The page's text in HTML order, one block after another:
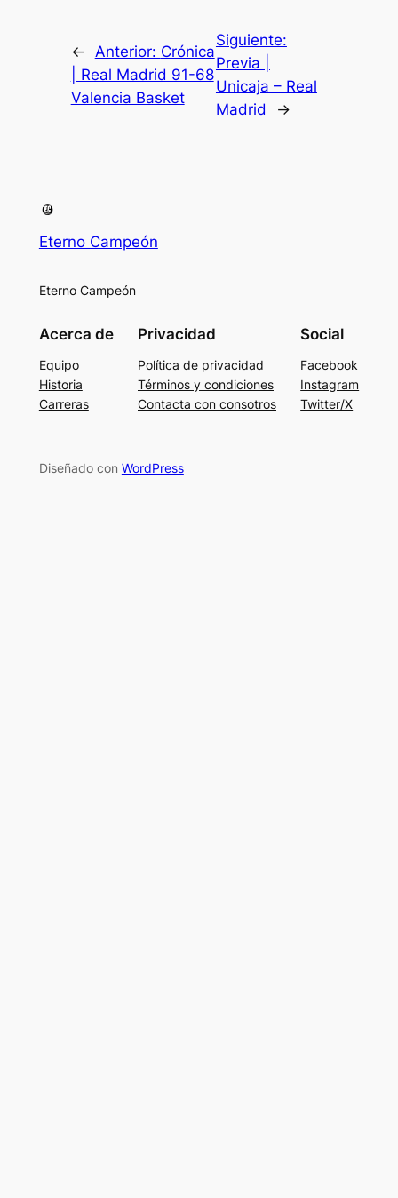
← Anterior: Crónica
| Real Madrid 91-68
Valencia Basket
Siguiente:
Previa |
Unicaja – Real
Madrid
→
Eterno Campeón
Eterno Campeón
Acerca de
Equipo
Historia
Carreras
Privacidad
Política de privacidad
Términos y condiciones
Contacta con consotros
Social
Facebook
Instagram
Twitter/X
Diseñado con WordPress